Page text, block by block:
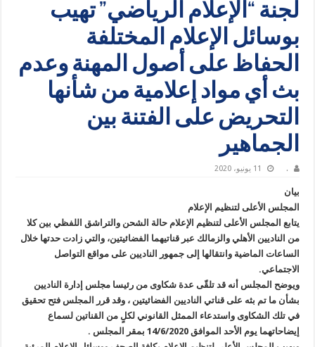
لجنة “الإعلام الرياضي” تهيب
بوسائل الإعلام المختلفة
الحفاظ على أصول المهنة وعدم
بث أي مواد إعلامية من شأنها
التحريض على الفتنة بين
الجماهير
. 11 يونيو، 2020
بيان
المجلس الأعلى لتنظيم الإعلام
يتابع المجلس الأعلى لتنظيم الإعلام حالة الشحن والتراشق اللفظي بين كلا
من الناديين الأهلي والزمالك عبر قناتيهما الفضائيتين، والتي زادت حدتها خلال
الساعات الماضية وانتقالها إلى جمهور الناديين على مواقع التواصل
الاجتماعي.
ويوضح المجلس أنه قد تلقّى عدة شكاوى من رئيسا مجلس إدارة الناديين
بشأن ما تم بثه على قناتي الناديين الفضائيتين ، وقد قرر المجلس فتح تحقيق
في تلك الشكاوى واستدعاء الممثل القانوني لكلٍ من القناتين لسماع
إيضاحاتهما يوم الأحد الموافق 14/6/2020 بمقر المجلس .